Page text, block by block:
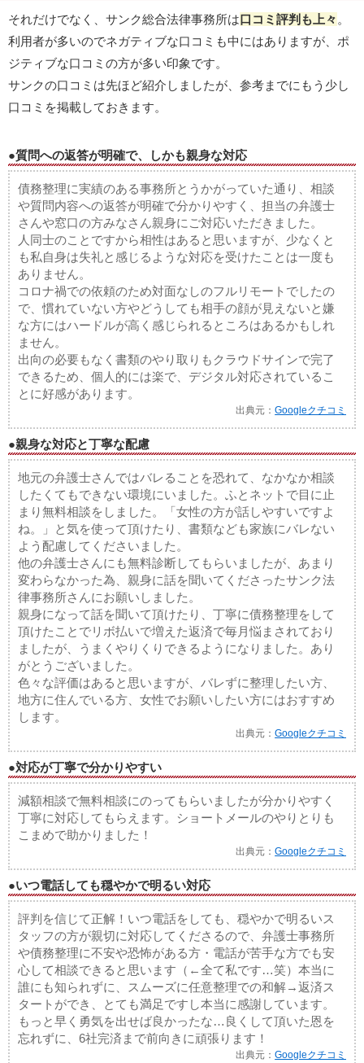
それだけでなく、サンク総合法律事務所は口コミ評判も上々 。
利用者が多いのでネガティブな口コミも中にはありますが、ポ
ジティブな口コミの方が多い印象です。
サンクの口コミは先ほど紹介しましたが、参考までにもう少し
口コミを掲載しておきます。
●質問への返答が明確で、しかも親身な対応
債務整理に実績のある事務所とうかがっていた通り、相談
や質問内容への返答が明確で分かりやすく、担当の弁護士
さんや窓口の方みなさん親身にご対応いただきました。
人同士のことですから相性はあると思いますが、少なくと
も私自身は失礼と感じるような対応を受けたことは一度も
ありません。
コロナ禍での依頼のため対面なしのフルリモートでしたの
で、慣れていない方やどうしても相手の顔が見えないと嫌
な方にはハードルが高く感じられるところはあるかもしれ
ません。
出向の必要もなく書類のやり取りもクラウドサインで完了
できるため、個人的には楽で、デジタル対応されているこ
とに好感があります。
出典元：Googleクチコミ
●親身な対応と丁寧な配慮
地元の弁護士さんではバレることを恐れて、なかなか相談
したくてもできない環境にいました。ふとネットで目に止
まり無料相談をしました。「女性の方が話しやすいですよ
ね。」と気を使って頂けたり、書類なども家族にバレない
よう配慮してくださいました。
他の弁護士さんにも無料診断してもらいましたが、あまり
変わらなかった為、親身に話を聞いてくださったサンク法
律事務所さんにお願いしました。
親身になって話を聞いて頂けたり、丁寧に債務整理をして
頂けたことでリボ払いで増えた返済で毎月悩まされており
ましたが、うまくやりくりできるようになりました。あり
がとうございました。
色々な評価はあると思いますが、バレずに整理したい方、
地方に住んでいる方、女性でお願いしたい方にはおすすめ
します。
出典元：Googleクチコミ
●対応が丁寧で分かりやすい
減額相談で無料相談にのってもらいましたが分かりやすく
丁寧に対応してもらえます。ショートメールのやりとりも
こまめで助かりました！
出典元：Googleクチコミ
●いつ電話しても穏やかで明るい対応
評判を信じて正解！いつ電話をしても、穏やかで明るいス
タッフの方が親切に対応してくださるので、弁護士事務所
や債務整理に不安や恐怖がある方・電話が苦手な方でも安
心して相談できると思います（←全て私です…笑）本当に
誰にも知られずに、スムーズに任意整理での和解→返済ス
タートができ、とても満足ですし本当に感謝しています。
もっと早く勇気を出せば良かったな…良くして頂いた恩を
忘れずに、6社完済まで前向きに頑張ります！
出典元：Googleクチコミ